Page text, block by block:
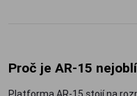
Proč je AR-15